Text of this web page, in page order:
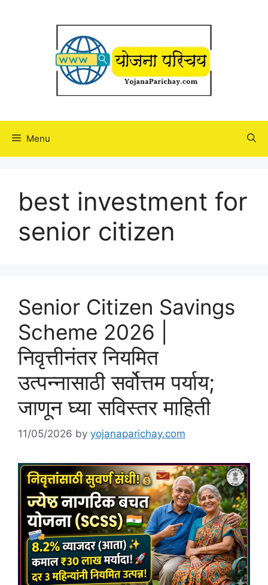
Menu
best investment for
senior citizen
Senior Citizen Savings
Scheme 2026 |
निवृत्तीनंतर नियमित
उत्पन्नासाठी सर्वोत्तम पर्याय;
जाणून घ्या सविस्तर माहिती
11/05/2026 by yojanaparichay.com